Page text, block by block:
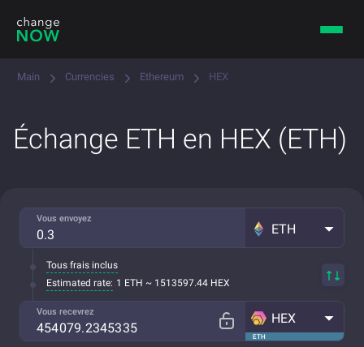
Main Currencies Ethereum HEX
Échange ETH en HEX (ETH)
Vous envoyez
ETH
Tous frais inclus
Estimated rate: 1 ETH ~ 1513597.44 HEX
Vous recevrez
ETH
HEX